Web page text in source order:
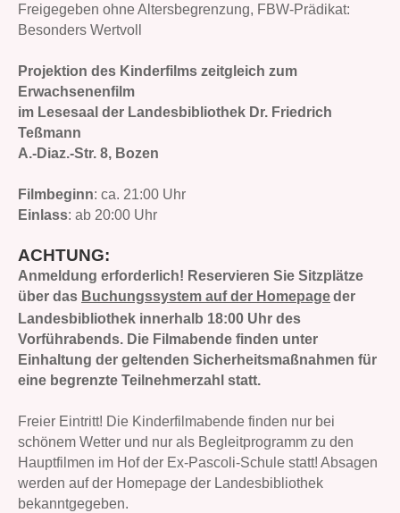
Freigegeben ohne Altersbegrenzung, FBW-Prädikat:
Besonders Wertvoll
Projektion des Kinderfilms zeitgleich zum
Erwachsenenfilm
im Lesesaal der Landesbibliothek Dr. Friedrich
Teßmann
A.-Diaz.-Str. 8, Bozen
Filmbeginn: ca. 21:00 Uhr
Einlass: ab 20:00 Uhr
ACHTUNG:
Anmeldung erforderlich! Reservieren Sie Sitzplätze
über das Buchungssystem auf der Homepageder
Landesbibliothek innerhalb 18:00 Uhr des
Vorführabends. Die Filmabende finden unter
Einhaltung der geltenden Sicherheitsmaßnahmen für
eine begrenzte Teilnehmerzahl statt.
Freier Eintritt! Die Kinderfilmabende finden nur bei
schönem Wetter und nur als Begleitprogramm zu den
Hauptfilmen im Hof der Ex-Pascoli-Schule statt! Absagen
werden auf der Homepage der Landesbibliothek
bekanntgegeben.